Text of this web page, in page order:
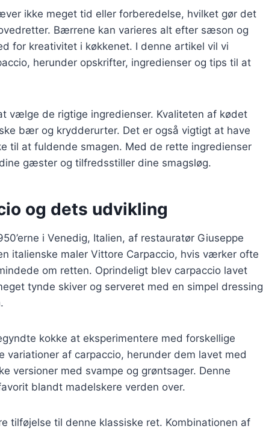
ikke meget tid eller forberedelse, hvilket gør det
Bærrene kan varieres alt efter sæson og
for kreativitet i køkkenet. I denne artikel vil vi
herunder opskrifter, ingredienser og tips til at
vælge de rigtige ingredienser. Kvaliteten af kødet
bær og krydderurter. Det er også vigtigt at have
til at fuldende smagen. Med de rette ingredienser
gæster og tilfredsstiller dine smagsløg.
og dets udvikling
i Venedig, Italien, af restauratør Giuseppe
italienske maler Vittore Carpaccio, hvis værker ofte
om retten. Oprindeligt blev carpaccio lavet
tynde skiver og serveret med en simpel dressing
kokke at eksperimentere med forskellige
variationer af carpaccio, herunder dem lavet med
versioner med svampe og grøntsager. Denne
blandt madelskere verden over.
tilføjelse til denne klassiske ret. Kombinationen af